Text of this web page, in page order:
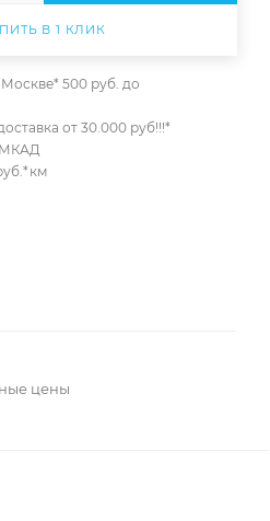
В 1 КЛИК
500 руб. до
от 30.000 руб!!!*
МКАД
цены